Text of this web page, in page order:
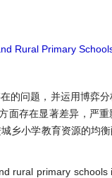
Rural Primary
的问题，并运用博弈
面存在显著差异，严
乡小学教育资源的均
rural primary schools